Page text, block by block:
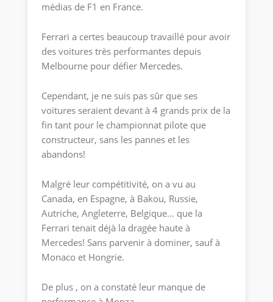
médias de F1 en France.
Ferrari a certes beaucoup travaillé pour avoir
des voitures très performantes depuis
Melbourne pour défier Mercedes.
Cependant, je ne suis pas sûr que ses
voitures seraient devant à 4 grands prix de la
fin tant pour le championnat pilote que
constructeur, sans les pannes et les
abandons!
Malgré leur compétitivité, on a vu au
Canada, en Espagne, à Bakou, Russie,
Autriche, Angleterre, Belgique… que la
Ferrari tenait déjà la dragée haute à
Mercedes! Sans parvenir à dominer, sauf à
Monaco et Hongrie.
De plus , on a constaté leur manque de